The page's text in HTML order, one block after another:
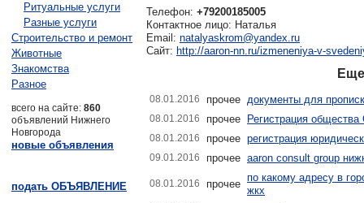
Телефон: +79200185005
Контактное лицо: Наталья
Email: natalyaskrom@yandex.ru
Сайт: http://aaron-nn.ru/izmeneniya-v-
08.01.2016 прочее документы для
08.01.2016 прочее Регистрация
08.01.2016 прочее регистрация
09.01.2016 прочее aaron consult group
08.01.2016 прочее
по какому адресу в
жкх
Ритуальные услуги
Разные услуги
Строительство и ремонт
Животные
Знакомства
Разное
всего на сайте: 860
объявлений Нижнего
Новгорода
новые объявления
подать ОБЪЯВЛЕНИЕ